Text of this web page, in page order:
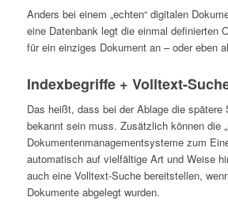
Anders bei einem „echten“ digitalen
eine Datenbank legt die einmal definierten
für ein einziges Dokument an – oder eben
Indexbegriffe + Volltext-
Das heißt, dass bei der Ablage die spätere
bekannt sein muss. Zusätzlich können die
Dokumentenmanagementsysteme zum
automatisch auf vielfältige Art und Weise
auch eine Volltext-Suche bereitstellen,
Dokumente abgelegt wurden.